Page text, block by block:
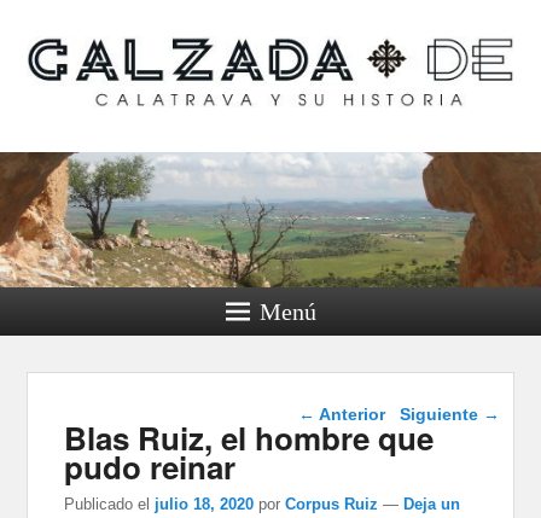
Calzada de Calatrava y
su historia
Menú
Navegación de
entradas
← Anterior Siguiente →
Blas Ruiz, el hombre que
pudo reinar
Publicado el julio 18, 2020 porCorpus Ruiz — Deja un